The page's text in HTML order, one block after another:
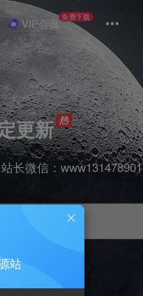
VIP会员 免费下载
更新
长微信：www131478901
短视频
站